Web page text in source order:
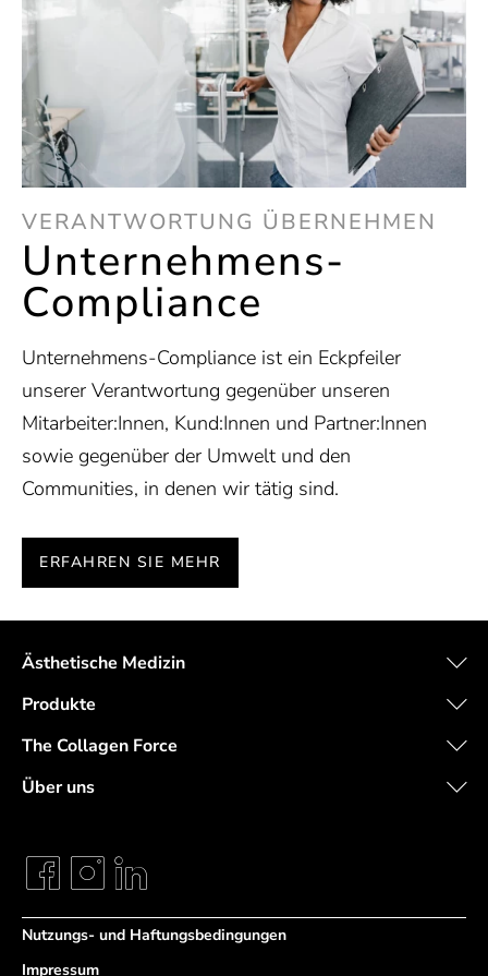
VERANTWORTUNG ÜBERNEHMEN
Unternehmens-
Compliance
Unternehmens-Compliance ist ein Eckpfeiler
unserer Verantwortung gegenüber unseren
Mitarbeiter:Innen, Kund:Innen und Partner:Innen
sowie gegenüber der Umwelt und den
Communities, in denen wir tätig sind.
ERFAHREN SIE MEHR
Ästhetische Medizin
Produkte
The Collagen Force
Über uns
Nutzungs- und Haftungsbedingungen
Impressum